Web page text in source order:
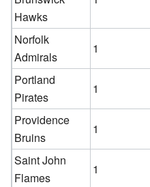
Hawks
Norfolk
Admirals
1
Portland
Pirates
1
Providence
Bruins
1
Saint John
Flames
1